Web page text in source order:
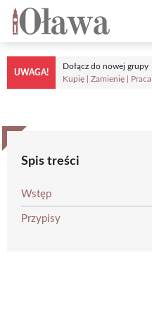
Przejdź
treści
UWAGA!
Dołącz do nowej grupy
Kupię | Zamienię | Praca
Spis treści
Wstęp
Przypisy